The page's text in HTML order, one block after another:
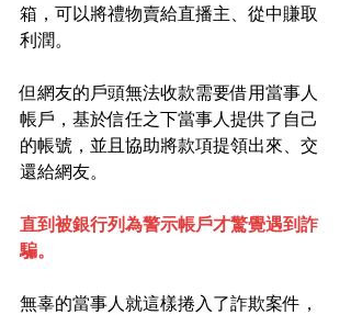
箱，可以將禮物賣給直播主、從中賺取
利潤。
但網友的戶頭無法收款需要借用當事人
帳戶，基於信任之下當事人提供了自己
的帳號，並且協助將款項提領出來、交
還給網友。
直到被銀行列為警示帳戶才驚覺遇到詐
騙。
無辜的當事人就這樣捲入了詐欺案件，